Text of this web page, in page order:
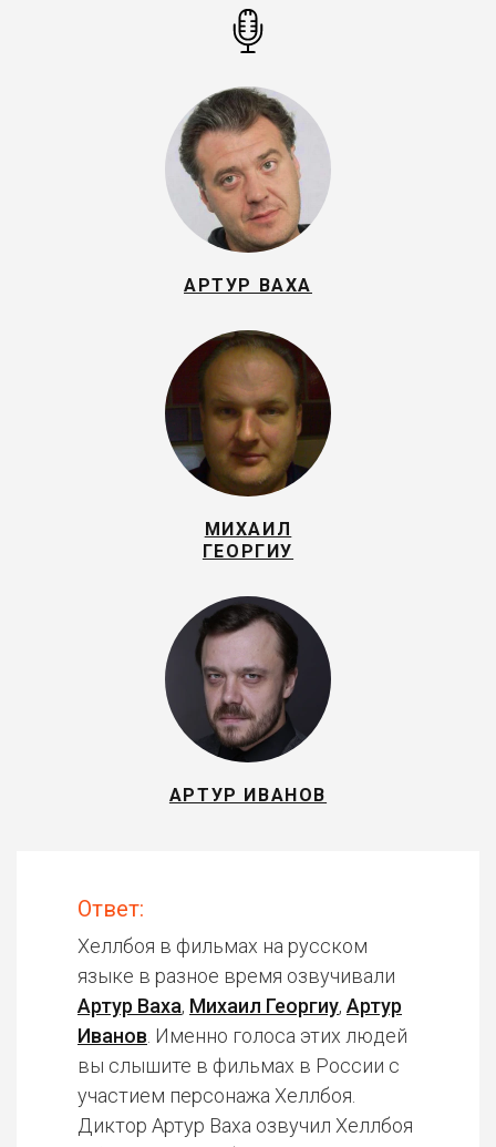
АРТУР ВАХА
МИХАИЛ
ГЕОРГИУ
АРТУР ИВАНОВ
Ответ:
Хеллбоя в фильмах на русском
языке в разное время озвучивали
Артур Ваха, Михаил Георгиу, Артур
Иванов . Именно голоса этих людей
вы слышите в фильмах в России с
участием персонажа Хеллбоя.
Диктор Артур Ваха озвучил Хеллбоя